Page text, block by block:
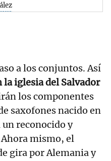
a los conjuntos. Así
la iglesia del Salvador
los componentes
saxofones nacido en
un reconocido y
mismo, el
gira por Alemania y